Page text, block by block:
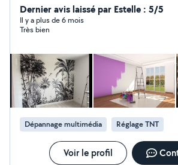
verre ainsi que tous types de travail soigné
déménagement nettoyage et livraison
urgence manutention course
temps ou trop compliqué pour vous je
service n hésité pas à me contacter c
moi de vous rendre service devis en
qui sera raisonnable merci
demandes personne dévoué et
Dernier avis laissé par Estelle : 5/5
Il y a plus de 6 mois
Très bien
Dépannage multimédia Réglage TNT
Voir le profil